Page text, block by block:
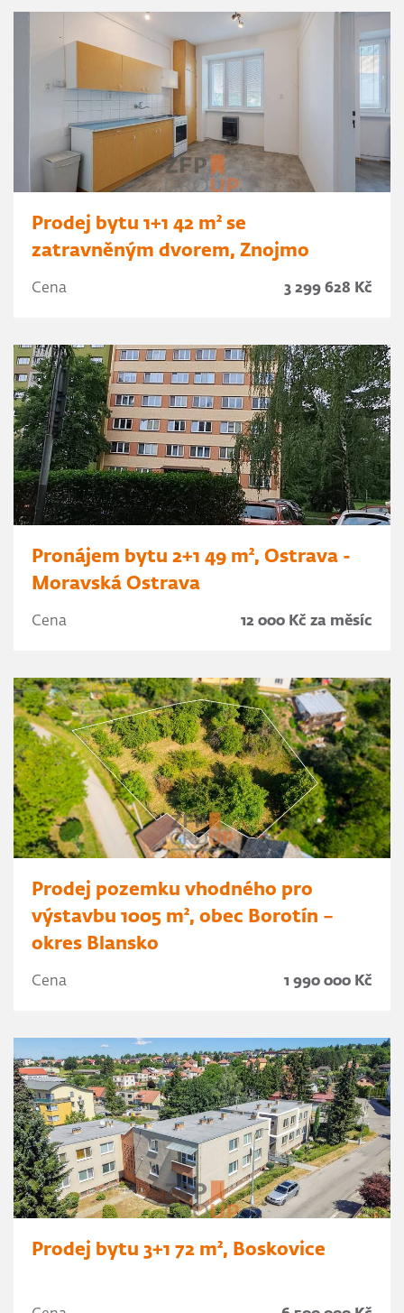
Prodej bytu 1+1 42 m² se
zatravněným dvorem, Znojmo
Cena 3 299 628 Kč
Pronájem bytu 2+1 49 m², Ostrava -
Moravská Ostrava
Cena 12 000 Kč za měsíc
Prodej pozemku vhodného pro
výstavbu 1005 m², obec Borotín –
okres Blansko
Cena 1 990 000 Kč
Prodej bytu 3+1 72 m², Boskovice